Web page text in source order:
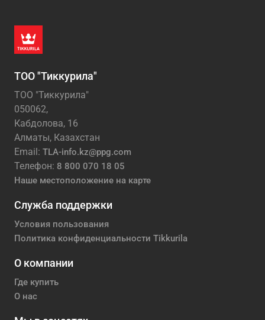
ТОО "Тиккурила"
ТОО "Тиккурила"
050062,
Кабдолова, 16
Алматы, Казахстан
Email: TLA-info.kz@ppg.com
Телефон: 8 800 070 18 05
Наше местоположение на карте
Служба поддержки
Условия пользования
Политика конфиденциальности Tikkurila
О компании
Где купить
О нас